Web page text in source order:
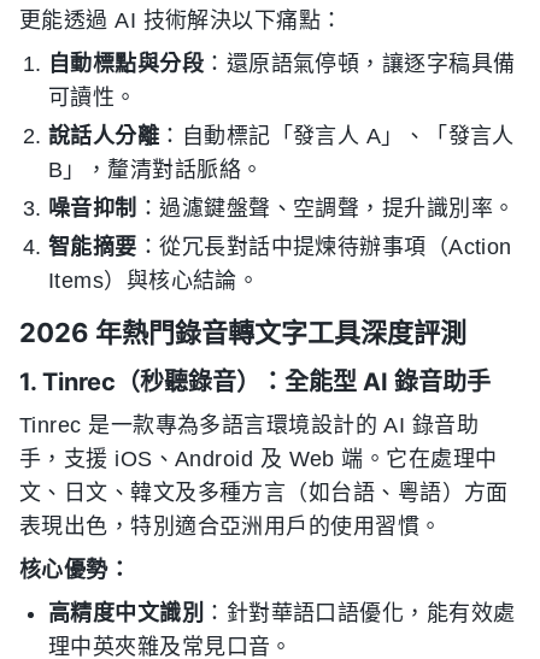
更能透過 AI 技術解決以下痛點：
自動標點與分段 ：還原語氣停頓，讓逐字稿具備
可讀性。
說話人分離 ：自動標記「發言人 A」、「發言人
B」，釐清對話脈絡。
噪音抑制 ：過濾鍵盤聲、空調聲，提升識別率。
智能摘要 ：從冗長對話中提煉待辦事項（Action
Items）與核心結論。
2026 年熱門錄音轉文字工具深度評測
1. Tinrec（秒聽錄音）：全能型 AI 錄音助手
Tinrec 是一款專為多語言環境設計的 AI 錄音助
手，支援 iOS、Android 及 Web 端。它在處理中
文、日文、韓文及多種方言（如台語、粵語）方面
表現出色，特別適合亞洲用戶的使用習慣。
核心優勢：
高精度中文識別 ：針對華語口語優化，能有效處
理中英夾雜及常見口音。